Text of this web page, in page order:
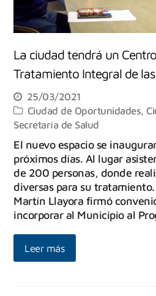
La ciudad tendrá un
Tratamiento Integral de
25/03/2021
Ciudad de Oportunidades,
Secretaría de Salud
El nuevo espacio se
próximos días. Al lugar
de 200 personas, donde
diversas para su
Martín Llayora firmó
incorporar al Municipio al
Leer más